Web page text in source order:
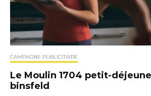
CAMPAGNE PUBLICITAIRE
Le Moulin 1704 petit-
binsfeld